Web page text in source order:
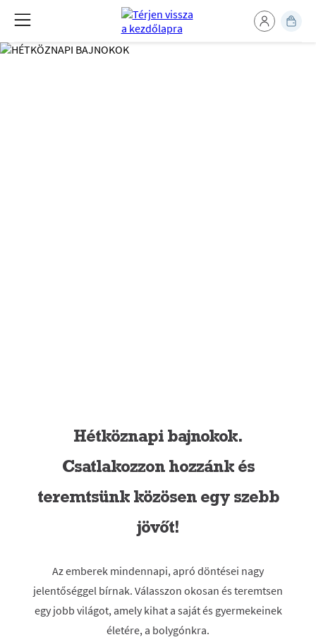
Hétköznapi bajnokok.
Csatlakozzon hozzánk és
teremtsünk közösen egy szebb
jövőt!
Az emberek mindennapi, apró döntései nagy
jelentőséggel bírnak. Válasszon okosan és teremtsen
egy jobb világot, amely kihat a saját és gyermekeinek
életére, a bolygónkra.